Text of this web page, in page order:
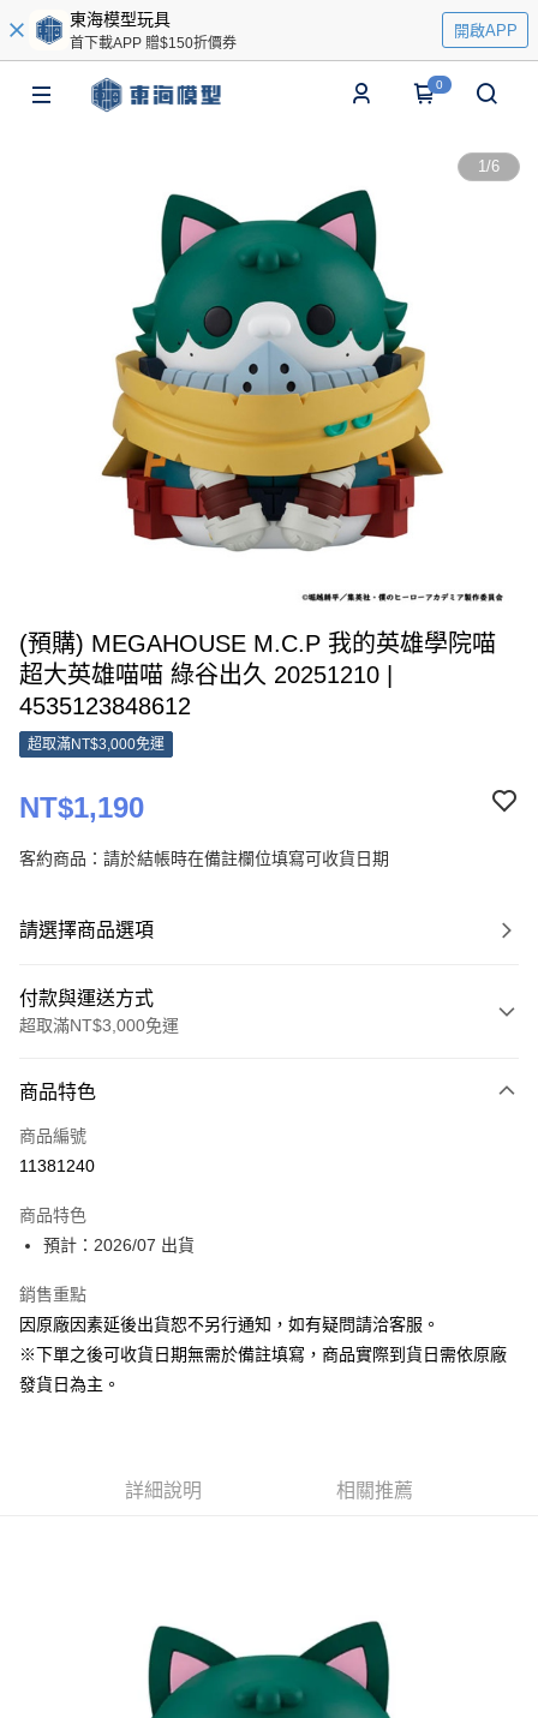
東海模型玩具
首下載APP 贈$150折價券
開啟APP
0
1/6
(預購) MEGAHOUSE M.C.P 我的英雄學院喵
超大英雄喵喵 綠谷出久 20251210 |
4535123848612
超取滿NT$3,000免運
NT$1,190
客約商品：請於結帳時在備註欄位填寫可收貨日期
請選擇商品選項
付款與運送方式
超取滿NT$3,000免運
信用卡一次付款
超商取貨付款
大哥付你分期
【大哥付你分期使用說明】
1.本服務由台灣大哥大提供，台灣大哥大用戶可立即使用無須另外申請。
流程，驗證手機門號後，選擇欲分期的期數、繳款截止日，確認付款後即完
成交易。
【繳款方式說明】
1.本服務係由「台灣大哥大股份有限公司」（以下簡稱本公司）所提供，讓
用戶於交易時，得透過本服務購買商品或服務，並由商店將買賣／分期付款
買賣價金債權讓與本公司後，依約使用本公司帳單繳交帳款。
2.基於同意付款使用「大哥付你分期」之契約關係目的，商店將以您的個人
ATM付款
運送方式
預購-付款後全家取貨(舊)
預購-付款後7-11取貨(舊)
每筆NT$90，滿NT$3,000(含以上)免運費
商品特色
商品編號
11381240
商品特色
預計：2026/07 出貨
銷售重點
因原廠因素延後出貨恕不另行通知，如有疑問請洽客服。
※下單之後可收貨日期無需於備註填寫，商品實際到貨日需依原廠
發貨日為主。
詳細說明 相關推薦